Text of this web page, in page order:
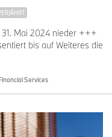
Mai 2024 nieder +++
bis auf Weiteres die
Services